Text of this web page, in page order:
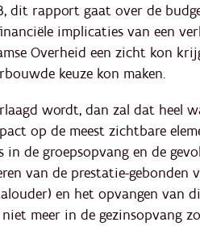
dit rapport gaat over de
implicaties van een
Overheid een zicht kon
keuze kon maken.
wordt, dan zal dat heel
op de meest zichtbare
in de groepsopvang en de
van de prestatie-gebonden
en het opvangen van
meer in de gezinsopvang